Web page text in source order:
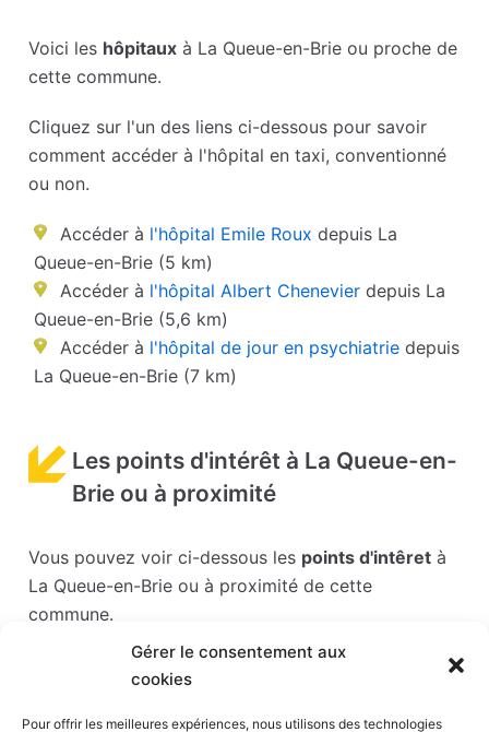
Gérer le consentement aux
cookies
Pour offrir les meilleures expériences, nous utilisons des technologies
Voici les hôpitaux à La Queue-en-Brie ou proche de
cette commune.
Cliquez sur l'un des liens ci-dessous pour savoir
comment accéder à l'hôpital en taxi, conventionné
ou non.
Accéder à l'hôpital Emile Roux depuis La
Queue-en-Brie (5 km)
Accéder à l'hôpital Albert Chenevier depuis La
Queue-en-Brie (5,6 km)
Accéder à l'hôpital de jour en psychiatrie depuis
La Queue-en-Brie (7 km)
Les points d'intérêt à La Queue-en-
Brie ou à proximité
Vous pouvez voir ci-dessous les points d'intêret à
La Queue-en-Brie ou à proximité de cette
commune.
Les points d'intérêts sont généralement bien
desservis en matière de transports. Si vous cliquez
sur l'un des liens ci-dessous, vous en saurez plus